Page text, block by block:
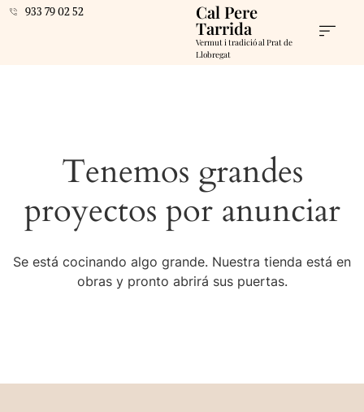
933 79 02 52 Cal Pere
Tarrida
Vermut i tradició al Prat de
Llobregat
Tenemos grandes
proyectos por anunciar
Se está cocinando algo grande. Nuestra tienda está en
obras y pronto abrirá sus puertas.